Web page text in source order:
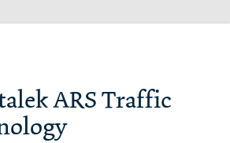
ARS Traffic